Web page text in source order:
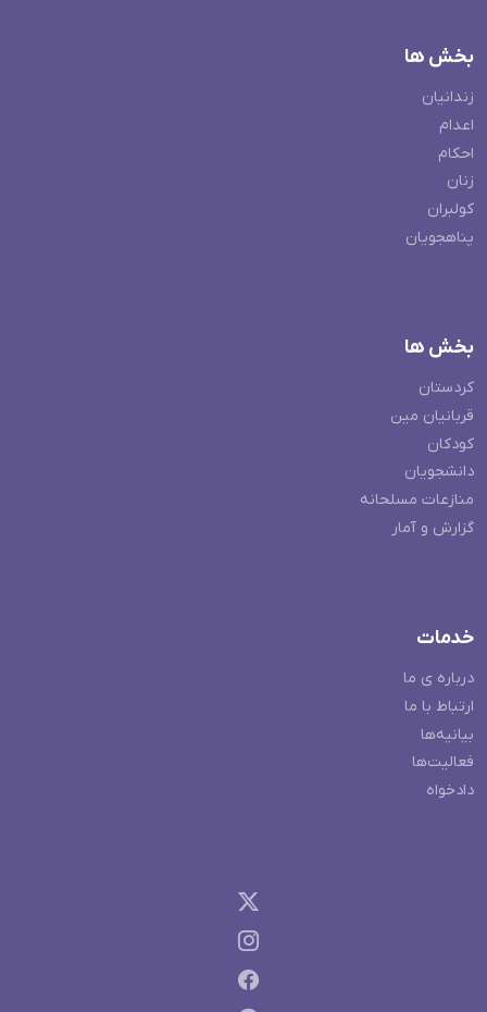
بخش ها
زندانیان
اعدام
احکام
زنان
کولبران
پناهجویان
بخش ها
کردستان
قربانیان مین
کودکان
دانشجویان
منازعات مسلحانه
گزارش و آمار
خدمات
درباره ی ما
ارتباط با ما
بیانیه‌ها
فعالیت‌ها
دادخواه